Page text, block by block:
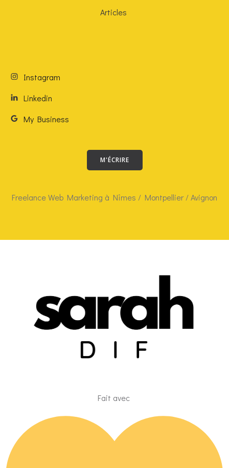
Articles
Instagram
Linkedin
My Business
M'ÉCRIRE
Freelance Web Marketing à Nîmes / Montpellier / Avignon
Fait avec